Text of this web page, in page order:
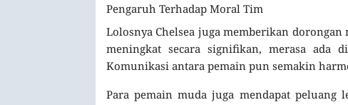
Pengaruh Terhadap Moral Tim
Lolosnya Chelsea juga memberikan
meningkat secara signifikan, merasa
Komunikasi antara pemain pun semakin
Para pemain muda juga mendapat